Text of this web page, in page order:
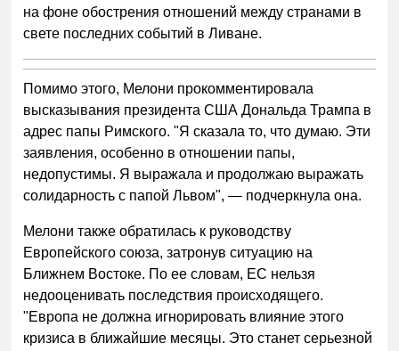
на фоне обострения отношений между странами в
свете последних событий в Ливане.
Помимо этого, Мелони прокомментировала
высказывания президента США Дональда Трампа в
адрес папы Римского. "Я сказала то, что думаю. Эти
заявления, особенно в отношении папы,
недопустимы. Я выражала и продолжаю выражать
солидарность с папой Львом", — подчеркнула она.
Мелони также обратилась к руководству
Европейского союза, затронув ситуацию на
Ближнем Востоке. По ее словам, ЕС нельзя
недооценивать последствия происходящего.
"Европа не должна игнорировать влияние этого
кризиса в ближайшие месяцы. Это станет серьезной